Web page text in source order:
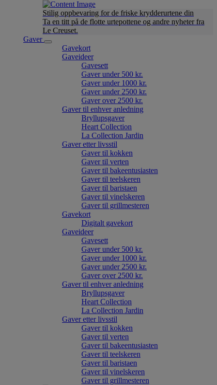
Stilig oppbevaring for de friske krydderurtene din
Ta en titt på de flotte urtepottene og andre nyheter fra
Le Creuset.
Gaver
Gavekort
Gaveideer
Gavesett
Gaver under 500 kr.
Gaver under 1000 kr.
Gaver under 2500 kr.
Gaver over 2500 kr.
Gaver til enhver anledning
Bryllupsgaver
Heart Collection
La Collection Jardin
Gaver etter livsstil
Gaver til kokken
Gaver til verten
Gaver til bakeentusiasten
Gaver til teelskeren
Gaver til baristaen
Gaver til vinelskeren
Gaver til grillmesteren
Gavekort
Digitalt gavekort
Gaveideer
Gavesett
Gaver under 500 kr.
Gaver under 1000 kr.
Gaver under 2500 kr.
Gaver over 2500 kr.
Gaver til enhver anledning
Bryllupsgaver
Heart Collection
La Collection Jardin
Gaver etter livsstil
Gaver til kokken
Gaver til verten
Gaver til bakeentusiasten
Gaver til teelskeren
Gaver til baristaen
Gaver til vinelskeren
Gaver til grillmesteren